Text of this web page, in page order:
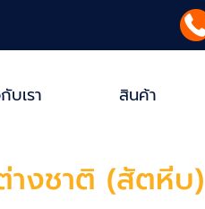
บเรา สินค้า
างชาติ (สัตหีบ)